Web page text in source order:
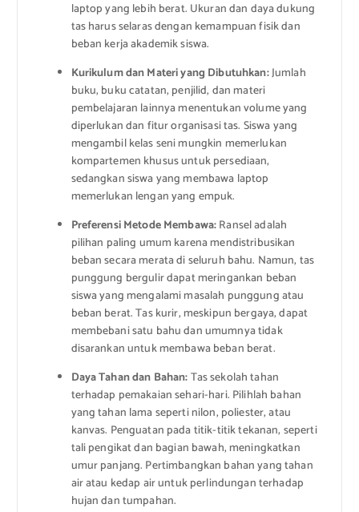
laptop yang lebih berat. Ukuran dan daya dukung
tas harus selaras dengan kemampuan fisik dan
beban kerja akademik siswa.
Kurikulum dan Materi yang Dibutuhkan:Jumlah
buku, buku catatan, penjilid, dan materi
pembelajaran lainnya menentukan volume yang
diperlukan dan fitur organisasi tas. Siswa yang
mengambil kelas seni mungkin memerlukan
kompartemen khusus untuk persediaan,
sedangkan siswa yang membawa laptop
memerlukan lengan yang empuk.
Preferensi Metode Membawa:Ransel adalah
pilihan paling umum karena mendistribusikan
beban secara merata di seluruh bahu. Namun, tas
punggung bergulir dapat meringankan beban
siswa yang mengalami masalah punggung atau
beban berat. Tas kurir, meskipun bergaya, dapat
membebani satu bahu dan umumnya tidak
disarankan untuk membawa beban berat.
Daya Tahan dan Bahan:Tas sekolah tahan
terhadap pemakaian sehari-hari. Pilihlah bahan
yang tahan lama seperti nilon, poliester, atau
kanvas. Penguatan pada titik-titik tekanan, seperti
tali pengikat dan bagian bawah, meningkatkan
umur panjang. Pertimbangkan bahan yang tahan
air atau kedap air untuk perlindungan terhadap
hujan dan tumpahan.